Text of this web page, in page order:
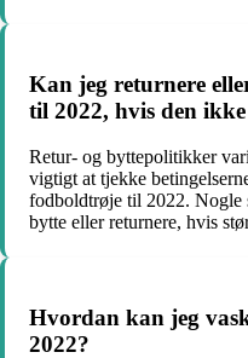
Kan jeg returnere
til 2022, hvis den ikke
Retur- og byttepolitikker
vigtigt at tjekke
fodboldtrøje til 2022.
bytte eller returnere, hvis
Hvordan kan jeg
2022?